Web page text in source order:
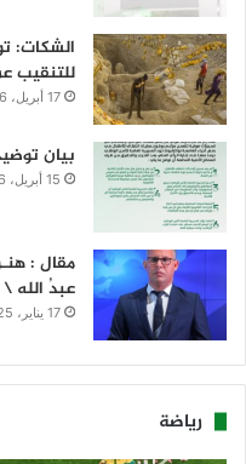
الشكات:
للتنقيب
17 أبريل، 2026
بيان
15 أبريل، 2026
مقال :
عبدُ
17 يناير، 2025
رياضة